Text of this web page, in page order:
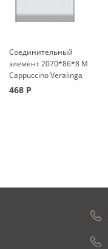
Соединительный
элемент 2070*86*8 M
Cappuccino Veralinga
468 Р